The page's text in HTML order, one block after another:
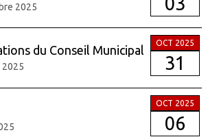
2025
du Conseil Municipal
2025
OCT 2025
31
OCT 2025
06